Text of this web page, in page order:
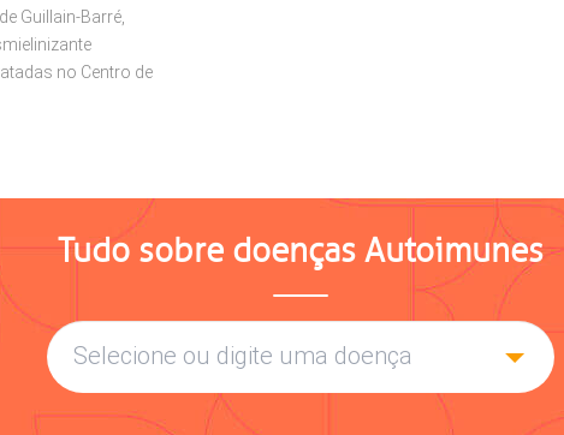
Guillain-Barré,
no Centro de
Tudo sobre doenças Autoimunes